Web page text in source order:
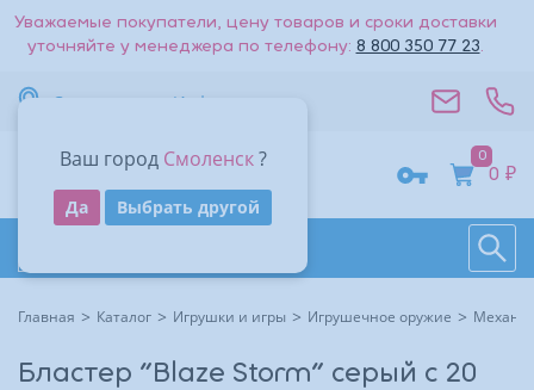
Уважаемые покупатели, цену товаров и сроки доставки
уточняйте у менеджера по телефону: 8 800 350 77 23.
Ваш город Смоленск?
Да Выбрать другой
Смоленск Информация
0
0 ₽
Главная Каталог Игрушки и игры Игрушечное оружие
Бластер "Blaze Storm" серый с 20
На большую карту
Адрес
Контакты
Поиск
Получить код
Другие способы входа:
Войти с паролем
Другие способы входа:
Войти с паролем
Войти
Восстановить